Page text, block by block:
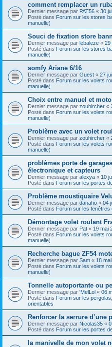
comment remplacer un
Dernier message par PAT56 « 30
Posté dans Forum sur les stores
manuelle)
Souci de fixation store
Dernier message par lebaleze « 29
Posté dans Forum sur les stores
manuelle)
somfy Ariane 6/16
Dernier message par Guest « 27
Posté dans Forum sur les volets
manuelle)
Choix entre manuel et
Dernier message par zouhircher «
Posté dans Forum sur les volets
manuelle)
Problème avec un volet
Dernier message par zouhircher «
Posté dans Forum sur les volets
manuelle)
problèmes porte de
électronique et capteurs
Dernier message par alexya « 10
Posté dans Forum sur les portes
Problème moustiquaire
Dernier message par danaho « 04
Posté dans Forum sur les fenêtres
Démontage volet roulant
Dernier message par Pat « 19 mai
Posté dans Forum sur les volets
manuelle)
Recherche bague ZF54
Dernier message par Sam « 18
Posté dans Forum sur les volets
manuelle)
Tonnelle autoportante ou
Dernier message par 'MelLol « 06
Posté dans Forum sur les
orientables
Renforcer la serrure d’une
Dernier message par Nicolas35 «
Posté dans Forum sur les portes
la manivelle de mon volet